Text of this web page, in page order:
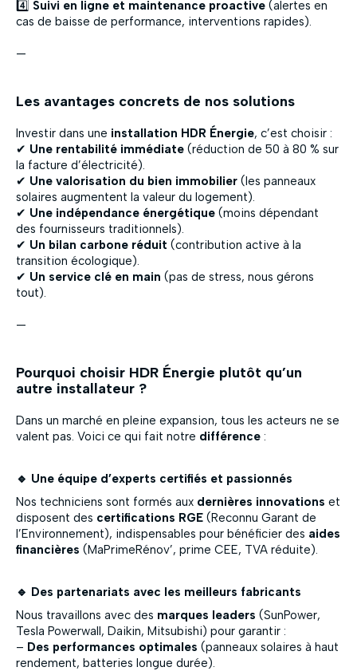
4️⃣ Suivi en ligne et maintenance proactive (alertes en
cas de baisse de performance, interventions rapides).
—
Les avantages concrets de nos solutions
Investir dans une installation HDR Énergie, c’est choisir :
✔ Une rentabilité immédiate (réduction de 50 à 80 % sur
la facture d’électricité).
✔ Une valorisation du bien immobilier (les panneaux
solaires augmentent la valeur du logement).
✔ Une indépendance énergétique (moins dépendant
des fournisseurs traditionnels).
✔ Un bilan carbone réduit (contribution active à la
transition écologique).
✔ Un service clé en main (pas de stress, nous gérons
tout).
—
Pourquoi choisir HDR Énergie plutôt qu’un
autre installateur ?
Dans un marché en pleine expansion, tous les acteurs ne se
valent pas. Voici ce qui fait notre différence :
🔹 Une équipe d’experts certifiés et passionnés
Nos techniciens sont formés aux dernières innovations et
disposent des certifications RGE (Reconnu Garant de
l’Environnement), indispensables pour bénéficier des aides
financières (MaPrimeRénov’, prime CEE, TVA réduite).
🔹 Des partenariats avec les meilleurs fabricants
Nous travaillons avec des marques leaders (SunPower,
Tesla Powerwall, Daikin, Mitsubishi) pour garantir :
– Des performances optimales (panneaux solaires à haut
rendement, batteries longue durée).